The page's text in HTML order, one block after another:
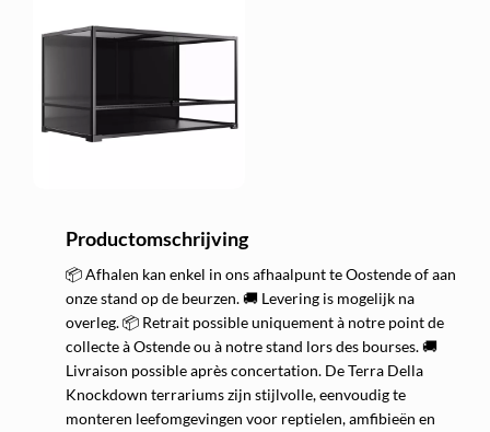
Productomschrijving
📦 Afhalen kan enkel in ons afhaalpunt te Oostende of aan
onze stand op de beurzen. 🚚 Levering is mogelijk na
overleg. 📦 Retrait possible uniquement à notre point de
collecte à Ostende ou à notre stand lors des bourses. 🚚
Livraison possible après concertation. De Terra Della
Knockdown terrariums zijn stijlvolle, eenvoudig te
monteren leefomgevingen voor reptielen, amfibieën en